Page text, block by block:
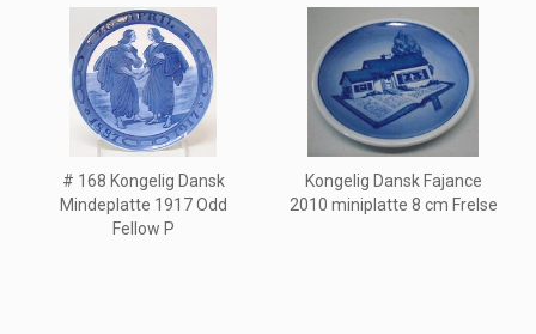
# 168 Kongelig Dansk
Mindeplatte 1917 Odd
Fellow P
Kongelig Dansk Fajance
2010 miniplatte 8 cm Frelse